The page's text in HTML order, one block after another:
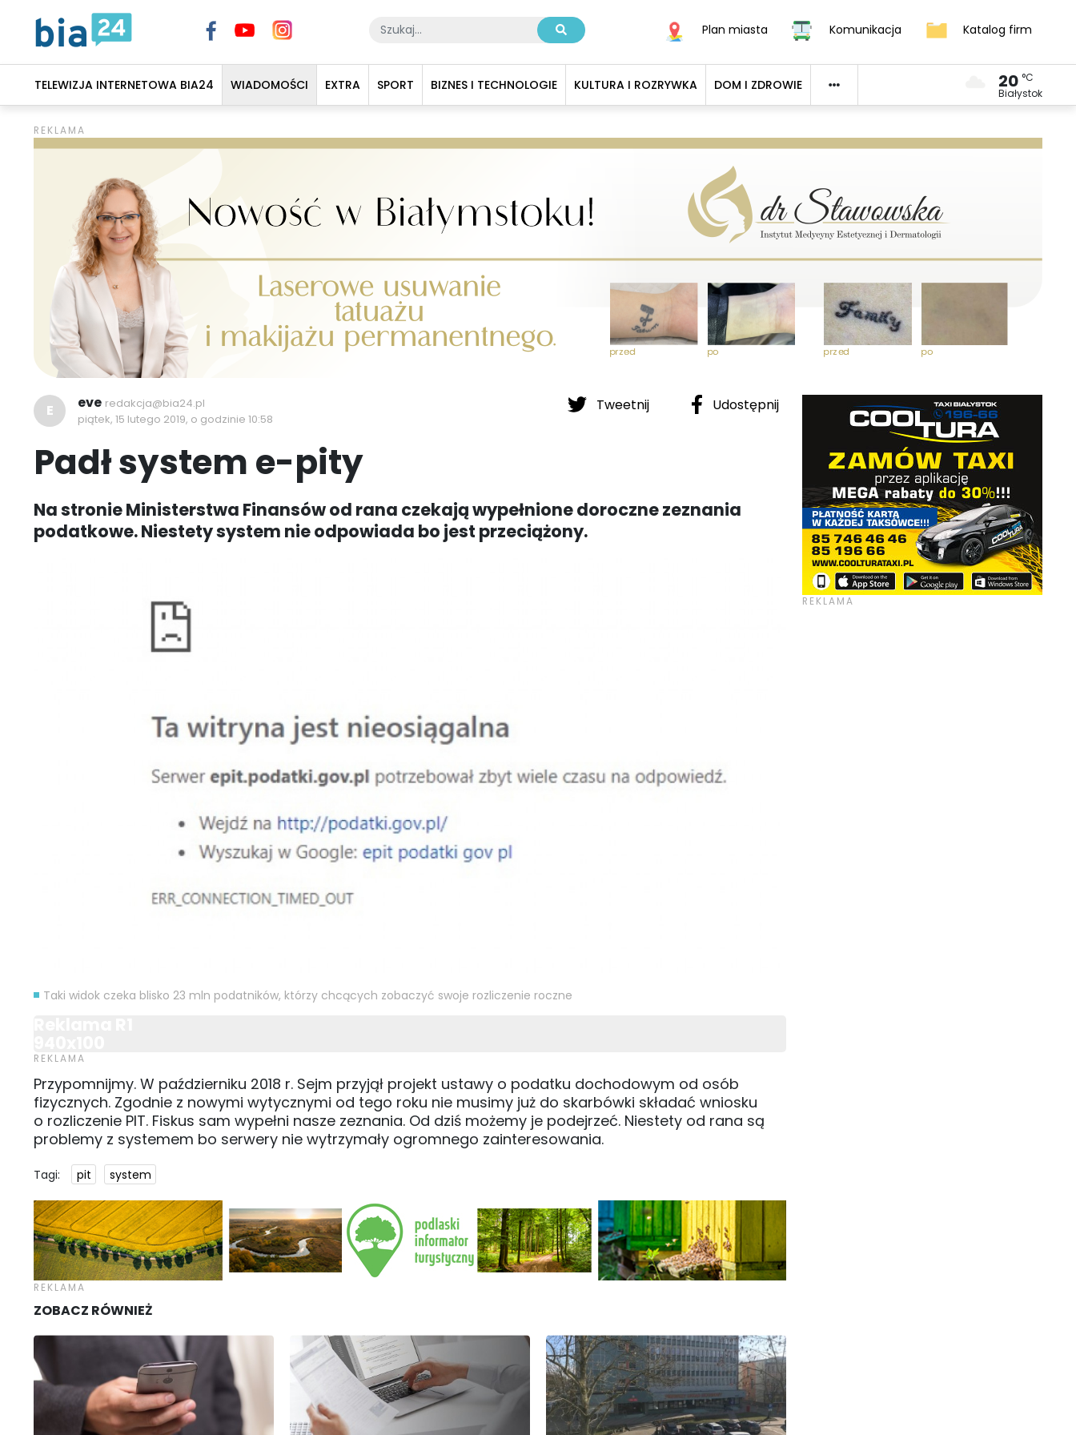
Plan miasta Komunikacja Katalog firm
TELEWIZJA INTERNETOWA BIA24 WIADOMOŚCI EXTRA SPORT BIZNES I TECHNOLOGIE KULTURA I ROZRYWKA DOM I ZDROWIE 20 °C
Białystok
Tweetnij Udostępnij
E eve redakcja@bia24.pl
piątek, 15 lutego 2019, o godzinie 10:58
Padł system e-pity
Na stronie Ministerstwa Finansów od rana czekają wypełnione doroczne zeznania
podatkowe. Niestety system nie odpowiada bo jest przeciążony.
Taki widok czeka blisko 23 mln podatników, którzy chcących zobaczyć swoje rozliczenie roczne
Przypomnijmy. W październiku 2018 r. Sejm przyjął projekt ustawy o podatku dochodowym od osób
fizycznych. Zgodnie z nowymi wytycznymi od tego roku nie musimy już do skarbówki składać wniosku
o rozliczenie PIT. Fiskus sam wypełni nasze zeznania. Od dziś możemy je podejrzeć. Niestety od rana są
problemy z systemem bo serwery nie wytrzymały ogromnego zainteresowania.
Tagi: pit system
ZOBACZ RÓWNIEŻ